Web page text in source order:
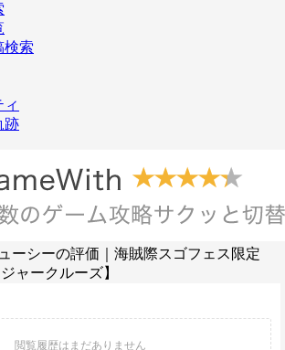
検索
跡
ーシーの評価｜海賊際スゴフェス限定
ャークルーズ】